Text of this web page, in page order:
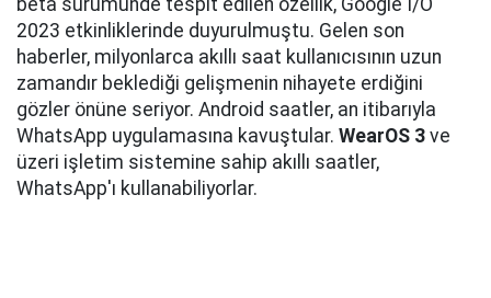
beta sürümünde tespit edilen özellik, Google I/O
2023 etkinliklerinde duyurulmuştu. Gelen son
haberler, milyonlarca akıllı saat kullanıcısının uzun
zamandır beklediği gelişmenin nihayete erdiğini
gözler önüne seriyor. Android saatler, an itibarıyla
WhatsApp uygulamasına kavuştular. WearOS 3 ve
üzeri işletim sistemine sahip akıllı saatler,
WhatsApp'ı kullanabiliyorlar.